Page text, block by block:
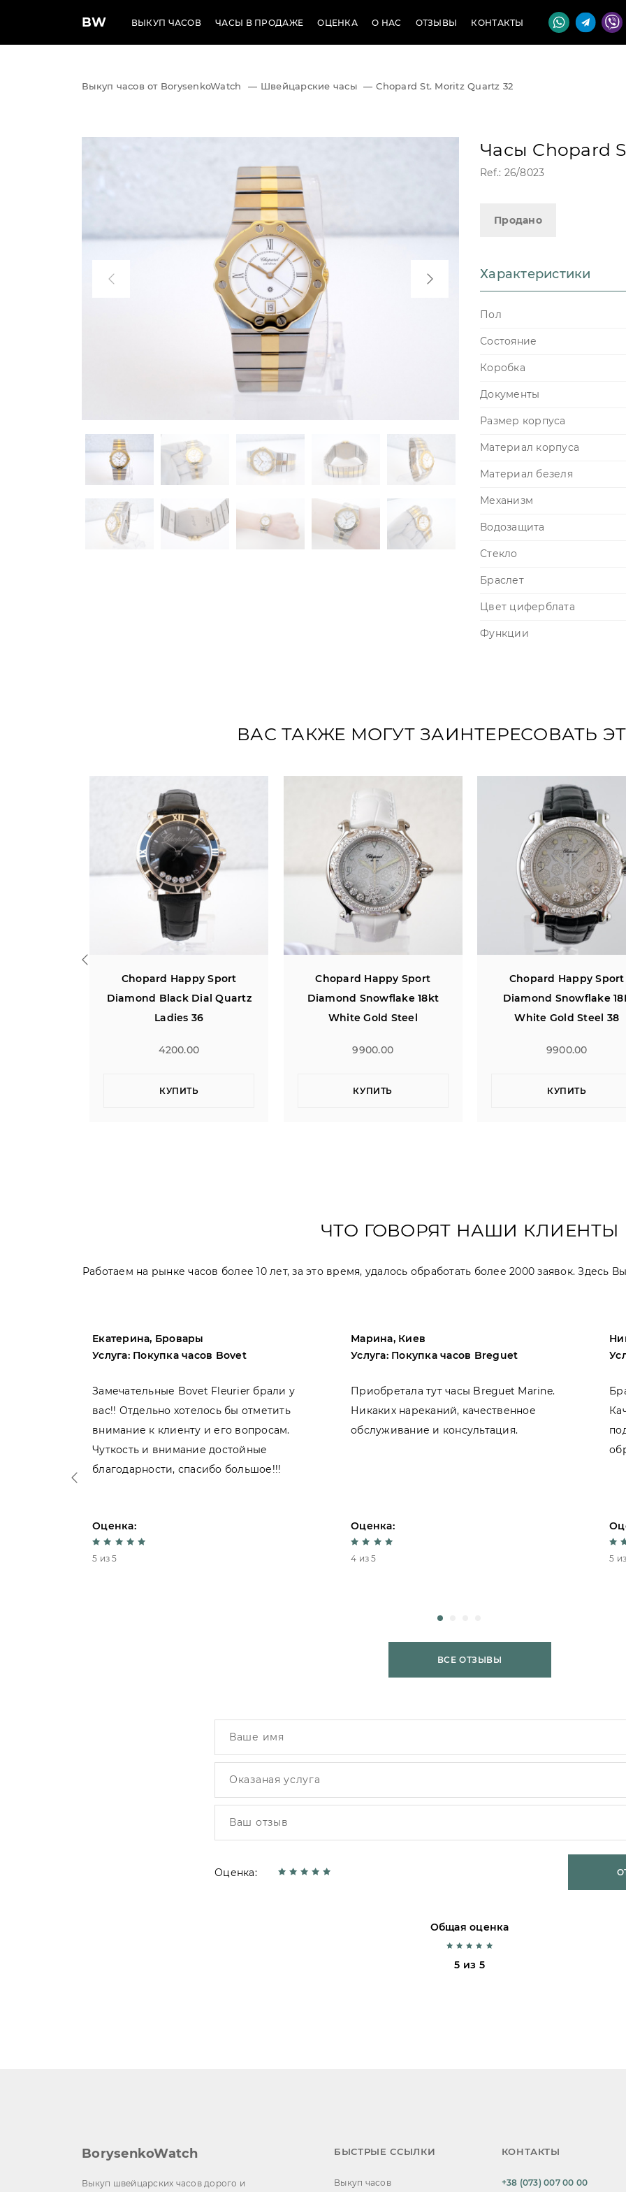
BW ВЫКУП ЧАСОВ ЧАСЫ В ПРОДАЖЕ ОЦЕНКА О НАС ОТЗЫВЫ КОНТАКТЫ
Выкуп часов от BorysenkoWatch — Швейцарские часы — Chopard St. Moritz Quartz 32
Часы Chopard
Ref.: 26/8023
Продано
Характеристики
Пол
Состояние
Коробка
Документы
Размер корпуса
Материал корпуса
Материал безеля
Механизм
Водозащита
Стекло
Браслет
Цвет циферблата
Функции
ВАС ТАКЖЕ МОГУТ ЗАИНТЕРЕСОВАТЬ
Chopard Happy Sport
Diamond Snowflake 18kt
White Gold Steel
9900.00
КУПИТЬ
Chopard Happy Sport
Diamond Snowflake 18K
White Gold Steel 38
9900.00
КУПИТЬ
Chopard Imperiale 36
Quartz Diamonds
4200.00
КУПИТЬ
ЧТО ГОВОРЯТ НАШИ КЛИЕНТЫ
Работаем на рынке часов более 10 лет, за это время, удалось обработать более 2000 заявок. Здесь
Екатерина, Бровары
Услуга: Покупка часов Bovet
Замечательные Bovet Fleurier брали у
вас!! Отдельно хотелось бы отметить
внимание к клиенту и его вопросам.
Чуткость и внимание достойные
благодарности, спасибо большое!!!
Оценка:
5 из 5
Марина, Киев
Услуга: Покупка часов Breguet
Приобретала тут часы Breguet Marine.
Никаких нареканий, качественное
обслуживание и консультация.
Оценка:
4 из 5 5
ВСЕ ОТЗЫВЫ
Оценка:
Общая оценка
5 из 5
BorysenkoWatch
Выкуп швейцарских часов дорого и
БЫСТРЫЕ ССЫЛКИ
Выкуп часов
КОНТАКТЫ
+38 (073) 007 00 00